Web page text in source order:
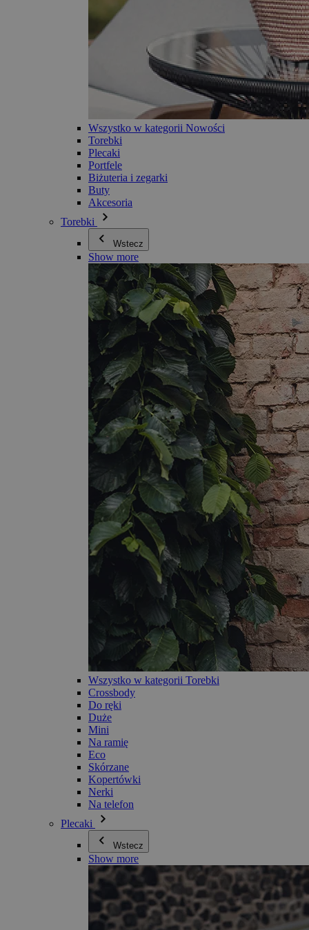
Wszystko w kategorii Nowości
Torebki
Plecaki
Portfele
Biżuteria i zegarki
Buty
Akcesoria
Torebki
Wstecz
Show more
Wszystko w kategorii Torebki
Crossbody
Do ręki
Duże
Mini
Na ramię
Eco
Skórzane
Kopertówki
Nerki
Na telefon
Plecaki
Wstecz
Show more